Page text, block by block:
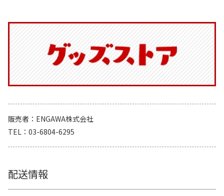
販売者
ENGAWA株式会社
TEL
03-6804-6295
配送情報